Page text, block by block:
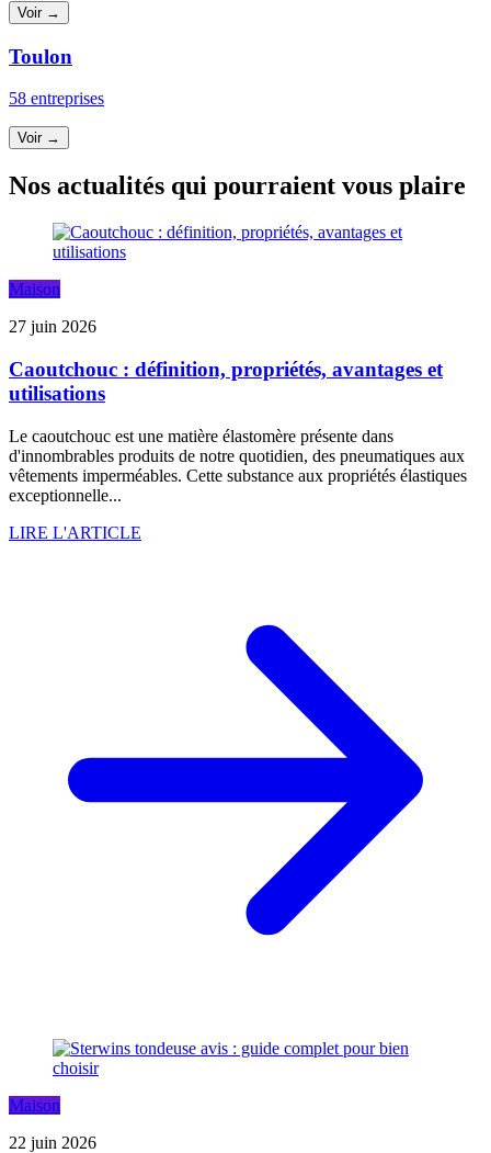
Voir →
Toulon
58 entreprises
Voir →
Nos actualités qui pourraient vous plaire
Maison
27 juin 2026
Caoutchouc : définition, propriétés, avantages et
utilisations
Le caoutchouc est une matière élastomère présente dans
d'innombrables produits de notre quotidien, des pneumatiques aux
vêtements imperméables. Cette substance aux propriétés élastiques
exceptionnelle...
LIRE L'ARTICLE
Maison
22 juin 2026